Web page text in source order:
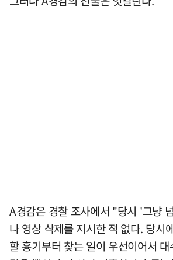
A경감은 경찰 조사에서 "당시 '그냥
나 영상 삭제를 지시한 적 없다. 당시
할 흉기부터 찾는 일이 우선이어서